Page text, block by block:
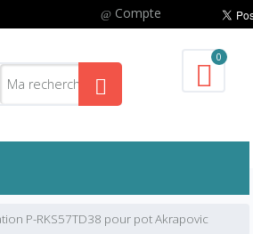
Compte
0
P-RKS57TD38 pour pot Akrapovic